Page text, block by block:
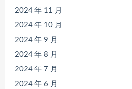
2024 年 11 月
2024 年 10 月
2024 年 9 月
2024 年 8 月
2024 年 7 月
2024 年 6 月